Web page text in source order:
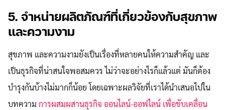
5. จำหน่ายผลิตภัณฑ์ที่เกี่ยวข้องกับสุขภาพ
และความงาม
สุขภาพ และความงามยังเป็นเรื่องที่หลายคนให้ความสำคัญ และ
เป็นธุรกิจที่น่าสนใจพอสมควร ไม่ว่าจะอย่างไรก็แล้วแต่ มันก็ต้อง
บำรุงกันบ้างไม่มากก็น้อย โดยเฉพาะผลวิจัยที่เราได้นำเสนอไปใน
บทความ การผสมผสานธุรกิจ ออนไลน์-ออฟไลน์ เพื่อขับเคลื่อน